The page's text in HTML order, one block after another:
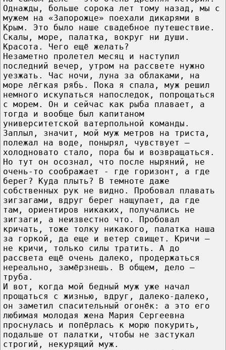
Однажды, больше сорока лет тому назад, мы с
мужем на «Запорожце» поехали дикарями в
Крым. Это было наше свадебное путешествие.
Скалы, море, палатка, вокруг ни души.
Красота. Чего ещё желать?
Незаметно пролетел месяц и наступил
последний вечер, утром на рассвете нужно
уезжать. Час ночи, луна за облаками, на
море лёгкая рябь. Пока я спала, муж решил
немного искупаться напоследок, попрощаться
с морем. Он и сейчас как рыба плавает, а
тогда и вообще был капитаном
университетской ватерпольной команды.
Заплыл, значит, мой муж метров на триста,
полежал на воде, понырял, чувствует –
холодновато стало, пора бы и возвращаться.
Но тут он осознал, что после ныряний, не
очень-то соображает - где горизонт, а где
берег? Куда плыть? В темноте даже
собственных рук не видно. Пробовал плавать
зигзагами, вдруг берег нащупает, да где
там, ориентиров никаких, получались не
зигзаги, а неизвестно что. Пробовал
кричать, тоже толку никакого, палатка наша
за горкой, да еще и ветер свищет. Кричи –
не кричи, только силы тратить. А до
рассвета ещё очень далеко, продержаться
нереально, замёрзнешь. В общем, дело –
труба.
И вот, когда мой бедный муж уже начал
прощаться с жизнью, вдруг, далеко-далеко,
он заметил спасительный огонёк: а это его
любимая молодая жена Мария Сергеевна
проснулась и попёрлась к морю покурить,
подальше от палатки, чтобы не застукал
строгий, некурящий муж.